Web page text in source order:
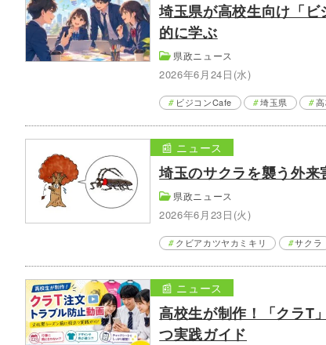
埼玉県が高校生向け「
的に学ぶ
県政ニュース
2026年6月24日(水)
ビジコンCafe 埼玉県
埼玉のサクラを襲う外
県政ニュース
2026年6月23日(火)
📰 ニュース
クビアカツヤカミキリ サクラ
高校生が制作！「クラT
つ実践ガイド
📰 ニュース